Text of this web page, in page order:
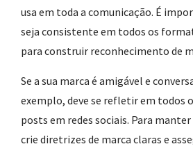
usa em toda a comunicação. É
seja consistente em todos os
para construir reconhecimento de
Se a sua marca é amigável e
exemplo, deve se refletir em todos
posts em redes sociais. Para
crie diretrizes de marca claras e